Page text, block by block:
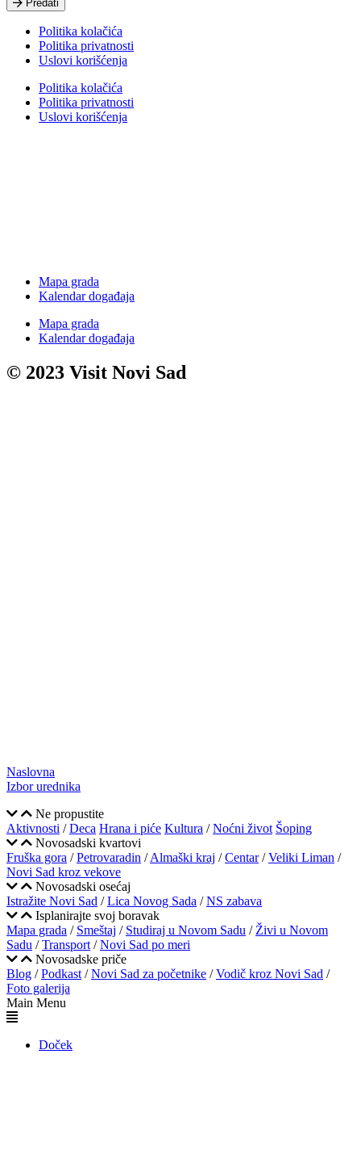
Predati
Politika kolačića
Politika privatnosti
Uslovi korišćenja
Politika kolačića
Politika privatnosti
Uslovi korišćenja
Mapa grada
Kalendar događaja
Mapa grada
Kalendar događaja
© 2023 Visit Novi Sad
Naslovna
Izbor urednika
Ne propustite
Aktivnosti /Deca Hrana i piće Kultura /Noćni život Šoping
Novosadski kvartovi
Fruška gora /Petrovaradin /Almaški kraj /Centar/Veliki Liman /
Novi Sad kroz vekove
Novosadski osećaj
Istražite Novi Sad /Lica Novog Sada /NS zabava
Isplanirajte svoj boravak
Mapa grada / Smeštaj / Studiraj u Novom Sadu / Živi u Novom
Sadu /Transport /Novi Sad po meri
Novosadske priče
Blog /Podkast /Novi Sad za početnike /Vodič kroz Novi Sad /
Foto galerija
Main Menu
Doček